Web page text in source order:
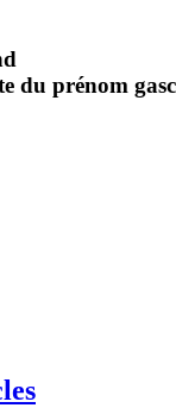
du prénom